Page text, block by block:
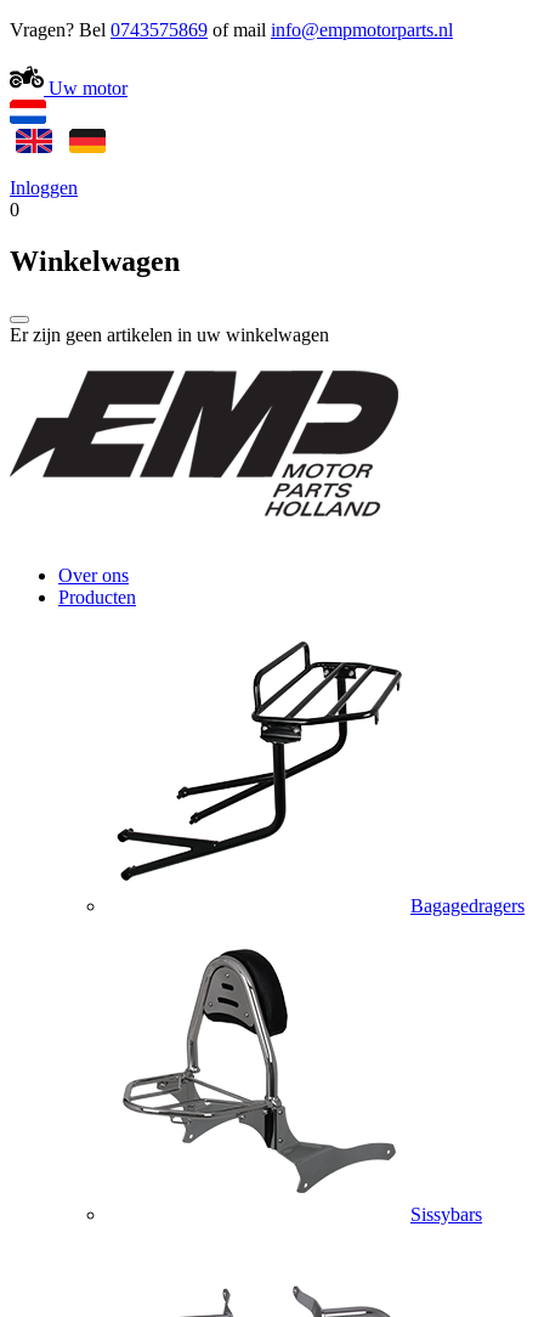
Vragen? Bel 0743575869 of mail
Uw motor
Inloggen
0
Winkelwagen
Er zijn geen artikelen in uw winkelwagen
Over ons
Producten
Bagagedragers
Sissybars